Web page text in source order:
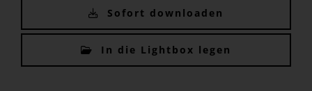
Sofort downloaden
In die Lightbox legen